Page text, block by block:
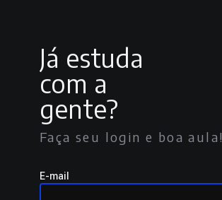
Já estuda
com a
gente?
Faça seu login e boa aula!
E-mail